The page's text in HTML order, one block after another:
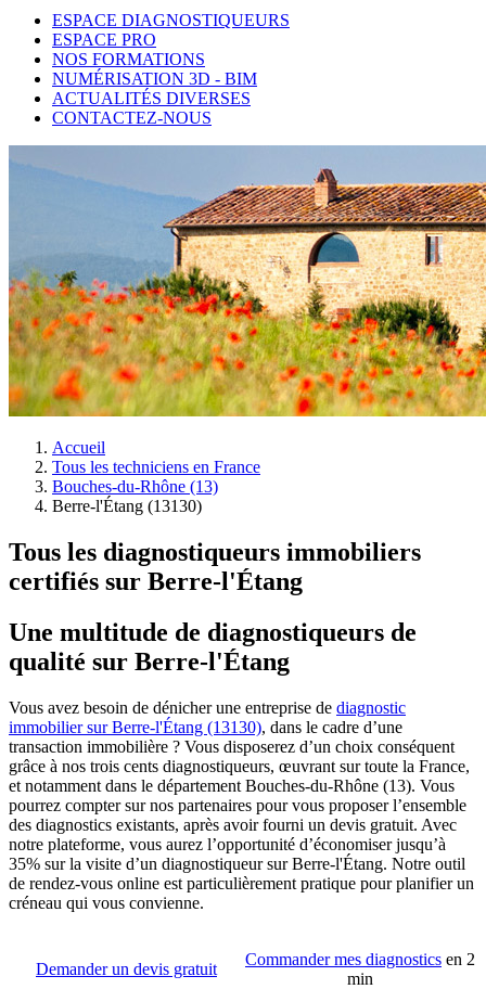
ESPACE DIAGNOSTIQUEURS
ESPACE PRO
NOS FORMATIONS
NUMÉRISATION 3D - BIM
ACTUALITÉS DIVERSES
CONTACTEZ-NOUS
Accueil
Tous les techniciens en France
Bouches-du-Rhône (13)
Berre-l'Étang (13130)
Tous les diagnostiqueurs immobiliers
certifiés sur Berre-l'Étang
Une multitude de diagnostiqueurs de
qualité sur Berre-l'Étang
Vous avez besoin de dénicher une entreprise de diagnostic
immobilier sur Berre-l'Étang (13130), dans le cadre d’une
transaction immobilière ? Vous disposerez d’un choix conséquent
grâce à nos trois cents diagnostiqueurs, œuvrant sur toute la France,
et notamment dans le département Bouches-du-Rhône (13). Vous
pourrez compter sur nos partenaires pour vous proposer l’ensemble
des diagnostics existants, après avoir fourni un devis gratuit. Avec
notre plateforme, vous aurez l’opportunité d’économiser jusqu’à
35% sur la visite d’un diagnostiqueur sur Berre-l'Étang. Notre outil
de rendez-vous online est particulièrement pratique pour planifier un
créneau qui vous convienne.
Demander un devis gratuit
Commander mes diagnostics en 2
min